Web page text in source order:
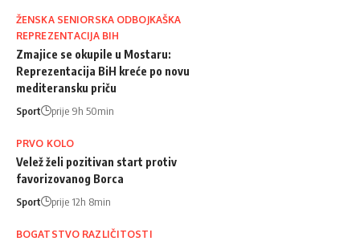
ŽENSKA SENIORSKA ODBOJKAŠKA
REPREZENTACIJA BIH
Zmajice se okupile u Mostaru:
Reprezentacija BiH kreće po novu
mediteransku priču
Sport prije 9h 50min
PRVO KOLO
Velež želi pozitivan start protiv
favorizovanog Borca
Sport prije 12h 8min
BOGATSTVO RAZLIČITOSTI